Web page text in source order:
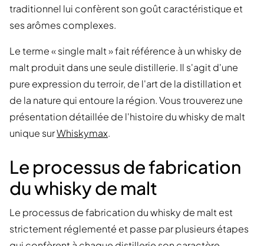
traditionnel lui confèrent son goût caractéristique et
ses arômes complexes.
Le terme « single malt » fait référence à un whisky de
malt produit dans une seule distillerie. Il s'agit d'une
pure expression du terroir, de l'art de la distillation et
de la nature qui entoure la région. Vous trouverez une
présentation détaillée de l'histoire du whisky de malt
unique surWhiskymax.
Le processus de fabrication
du whisky de malt
Le processus de fabrication du whisky de malt est
strictement réglementé et passe par plusieurs étapes